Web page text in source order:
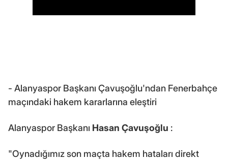
- Alanyaspor Başkanı Çavuşoğlu'ndan Fenerbahçe
maçındaki hakem kararlarına eleştiri
Alanyaspor Başkanı Hasan Çavuşoğlu :
"Oynadığımız son maçta hakem hataları direkt